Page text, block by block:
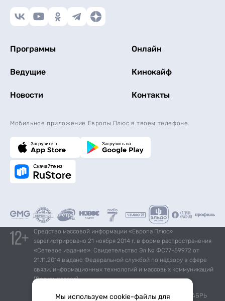
Программы Онлайн
Ведущие Кинокайф
Новости Контакты
Мобильное приложение Европы Плюс в твоем телефоне.
Средство массовой информации «Европа Плюс»
зарегистрировано 21 ноября 2014 г. в форме распространения
«Сетевое издание». Свидетельство Эл № ФС77-59972 от
21.11.2014 выдано Федеральной службой по надзору в сфере
связи, информационных технологий и массовых коммуникаций
(Роскомнадзор).
*Mediascope, Radio Index – РОССИЯ 100К+, ИЮЛЬ - ДЕКАБРЬ
Мы используем cookie-файлы для